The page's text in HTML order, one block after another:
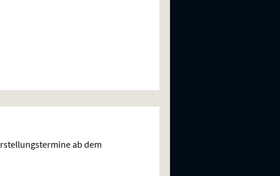
ab dem